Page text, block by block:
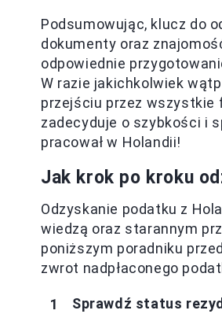
Podsumowując, klucz do
dokumenty oraz
odpowiednie
W razie jakichkolwiek
przejściu przez wszystkie
zadecyduje o szybkości i
pracował w Holandii!
Jak krok po kroku
Odzyskanie podatku z
wiedzą oraz starannym
poniższym poradniku
zwrot nadpłaconego
Sprawdź status